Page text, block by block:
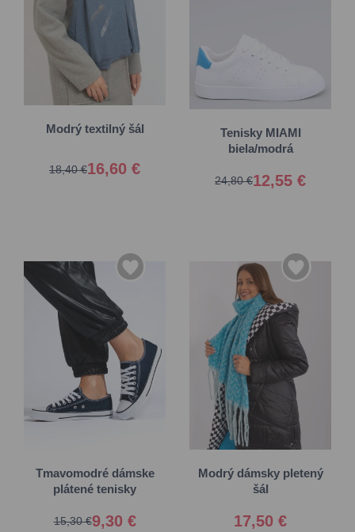
Modrý textilný šál
16,60 €
18,40 €
Univerzálna
Tenisky MIAMI
biela/modrá
12,55 €
24,80 €
Tmavomodré dámske
plátené tenisky
9,30 €
15,30 €
36 37
38 39
Modrý dámsky pletený
šál
17,50 €
Univerzálna